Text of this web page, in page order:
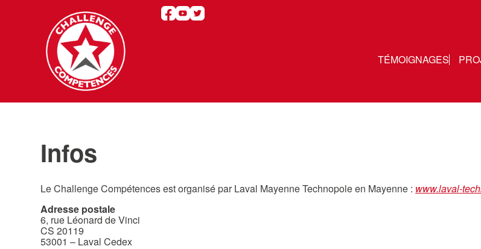
TÉMOIGNAGES
Infos
Le Challenge Compétences est organisé par Laval Mayenne Technopole en Mayenne : www.laval-
Adresse postale
6, rue Léonard de Vinci
CS 20119
53001 – Laval Cedex